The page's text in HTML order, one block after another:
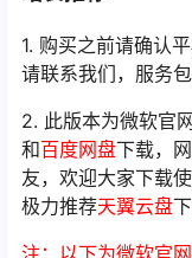
1. 购买之前请确认
请联系我们，服务包
2. 此版本为微软官
和百度网盘下载，
友，欢迎大家下载
极力推荐天翼云盘